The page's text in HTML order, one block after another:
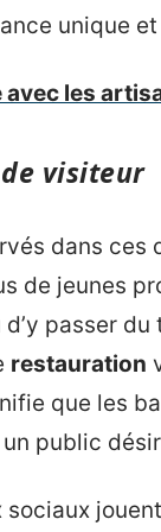
unique
avec les
visiteur
dans
de jeunes
passer
restauration
que les
public
sociaux